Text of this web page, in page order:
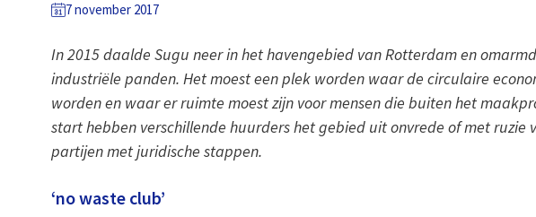
7 november 2017
In 2015 daalde Sugu neer in het havengebied van Rotterdam en
industriële panden. Het moest een plek worden waar de circulaire
worden en waar er ruimte moest zijn voor mensen die buiten het
start hebben verschillende huurders het gebied uit onvrede of met ruzie
partijen met juridische stappen.
‘no waste club’